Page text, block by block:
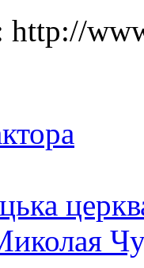
http://